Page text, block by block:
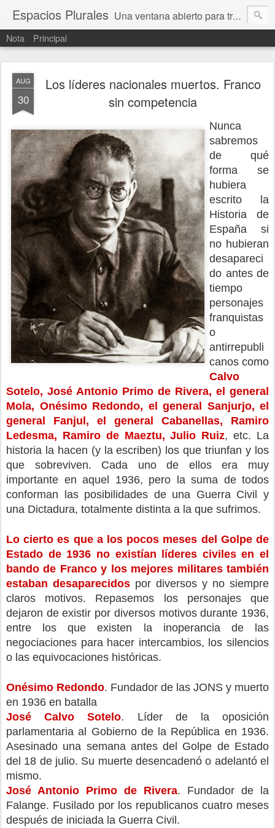
Espacios Plurales Una ventana abierto para tratar problemas que nos afectan a todxs. Temas sociales, educación, cultura, economía, política, derechos, calidad de vida. Estamos gobernados, pero queremos una calidad mayor en la política.
Nota Principal
AUG
30
Los líderes nacionales muertos. Franco
sin competencia
Nunca
sabremos
de qué
forma se
hubiera
escrito la
Historia de
España si
no hubieran
desapareci
do antes de
tiempo
personajes
franquistas
o
antirrepubli
Calvo
Sotelo, José Antonio Primo de Rivera, el general
Mola, Onésimo Redondo, el general Sanjurjo, el
general Fanjul, el general Cabanellas, Ramiro
Ledesma, Ramiro de Maeztu, Julio Ruiz, etc. La
historia la hacen (y la escriben) los que triunfan y los
que sobreviven. Cada uno de ellos era muy
importante en aquel 1936, pero la suma de todos
conforman las posibilidades de una Guerra Civil y
una Dictadura, totalmente distinta a la que sufrimos.
Lo cierto es que a los pocos meses del Golpe de
Estado de 1936 no existían líderes civiles en el
bando de Franco y los mejores militares también
estaban desaparecidos por diversos y no siempre
claros motivos. Repasemos los personajes que
dejaron de existir por diversos motivos durante 1936,
entre los que existen la inoperancia de las
negociaciones para hacer intercambios, los silencios
o las equivocaciones históricas.
Onésimo Redondo. Fundador de las JONS y muerto
en 1936 en batalla
José Calvo Sotelo. Líder de la oposición
parlamentaria al Gobierno de la República en 1936.
Asesinado una semana antes del Golpe de Estado
del 18 de julio. Su muerte desencadenó o adelantó el
mismo.
José Antonio Primo de Rivera. Fundador de la
Falange. Fusilado por los republicanos cuatro meses
después de iniciada la Guerra Civil.